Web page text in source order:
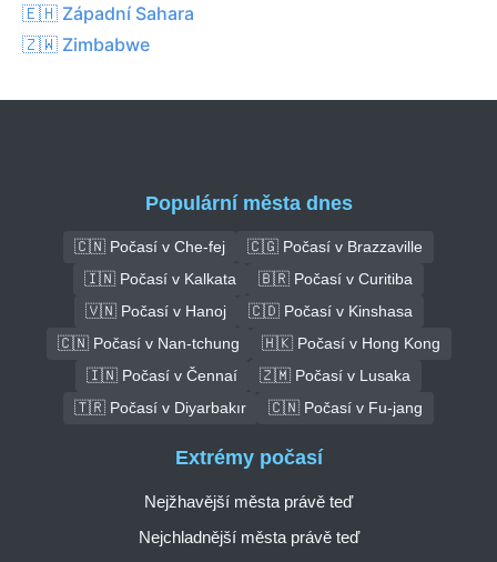
🇪🇭 Západní Sahara
🇿🇼 Zimbabwe
Populární města dnes
🇨🇳 Počasí v Che-fej
🇨🇬 Počasí v Brazzaville
🇮🇳 Počasí v Kalkata
🇧🇷 Počasí v Curitiba
🇻🇳 Počasí v Hanoj
🇨🇩 Počasí v Kinshasa
🇨🇳 Počasí v Nan-tchung
🇭🇰 Počasí v Hong Kong
🇮🇳 Počasí v Čennaí
🇿🇲 Počasí v Lusaka
🇹🇷 Počasí v Diyarbakır
🇨🇳 Počasí v Fu-jang
Extrémy počasí
Nejžhavější města právě teď
Nejchladnější města právě teď